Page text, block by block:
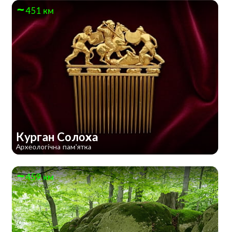
451 км
Курган Солоха
Археологічна пам'ятка
459 км